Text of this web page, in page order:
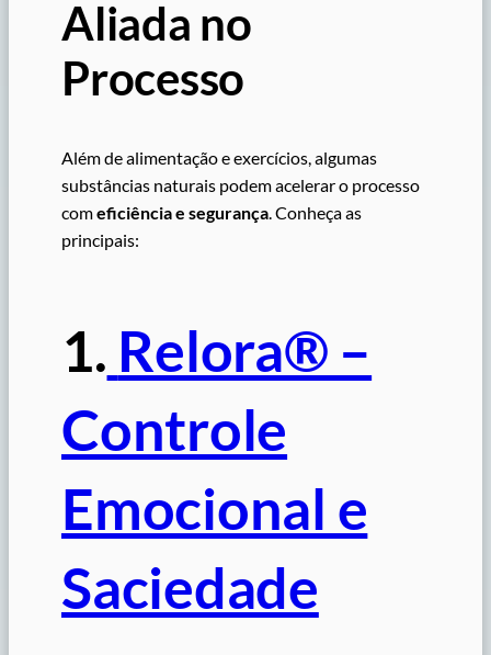
Aliada no
Processo
Além de alimentação e exercícios, algumas
substâncias naturais podem acelerar o processo
comeficiência e segurança. Conheça as
principais:
1. Relora® –
Controle
Emocional e
Saciedade